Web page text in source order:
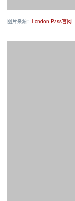
图片来源： London Pass官网